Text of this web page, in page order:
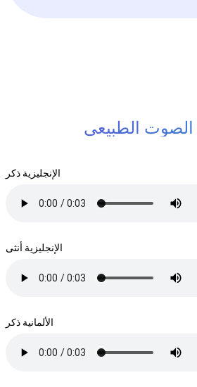
الصوت الطبيعي
الإنجليزية ذكر
الإنجليزية أنثى
الألمانية ذكر